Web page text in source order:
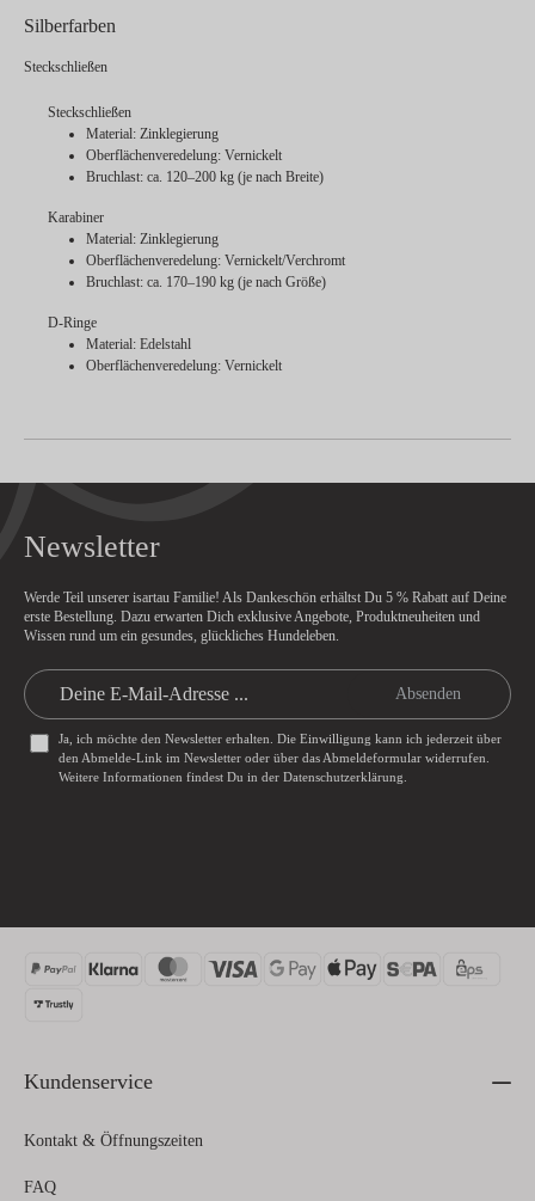
Silberfarben
Steckschließen
Steckschließen
Material: Zinklegierung
Oberflächenveredelung: Vernickelt
Bruchlast: ca. 120–200 kg (je nach Breite)
Karabiner
Material: Zinklegierung
Oberflächenveredelung: Vernickelt/Verchromt
Bruchlast: ca. 170–190 kg (je nach Größe)
D-Ringe
Material: Edelstahl
Oberflächenveredelung: Vernickelt
Newsletter
Werde Teil unserer isartau Familie! Als Dankeschön erhältst Du 5 % Rabatt auf Deine
erste Bestellung. Dazu erwarten Dich exklusive Angebote, Produktneuheiten und
Wissen rund um ein gesundes, glückliches Hundeleben.
Absenden
Ja, ich möchte den Newsletter erhalten. Die Einwilligung kann ich jederzeit über
den Abmelde-Link im Newsletter oder über das Abmeldeformularwiderrufen.
Weitere Informationen findest Du in der Datenschutzerklärung
Kundenservice
Kontakt & Öffnungszeiten
FAQ